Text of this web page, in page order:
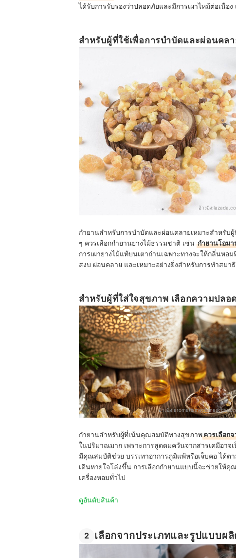
ได้รับการรับรองว่าปลอดภัยและมีการเผาไหม้ต่อเนื่อ
สำหรับผู้ที่ใช้เพื่อการบำบัดและผ่อนคล
อ้างอิง:
กำยานสำหรับการบำบัดและผ่อนคลายเหมาะสำหรับ
ๆ ควรเลือกกำยานยางไม้ธรรมชาติ เช่น กำยานโอม
การเผายางไม้แท้บนเตาถ่านเฉพาะทางจะให้กลิ่นห
สงบ ผ่อนคลาย และเหมาะอย่างยิ่งสำหรับการทำสมา
สำหรับผู้ที่ใส่ใจสุขภาพ เลือกความปล
อ้างอิง:
กำยานสำหรับผู้ที่เน้นคุณสมบัติทางสุขภาพควรเลือก
ในปริมาณมาก เพราะการสูดดมควันจากสารเคมีอาจ
มีคุณสมบัติช่วย บรรเทาอาการภูมิแพ้หรือเจ็บคอ ได้ต
เดินหายใจโล่งขึ้น การเลือกกำยานแบบนี้จะช่วยให้
เครื่องหอมทั่วไป
ดูอันดับสินค้า
2 เลือกจากประเภทและรูปแบบ